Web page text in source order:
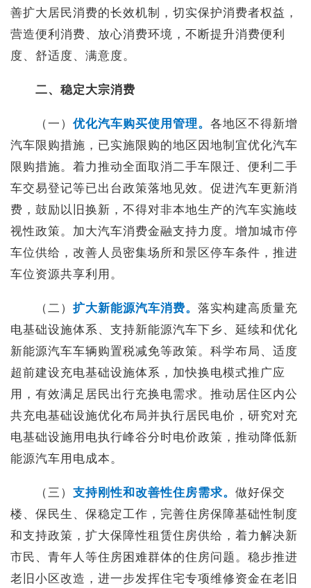
善扩大居民消费的长效机制，切实保护消费者权益，
营造便利消费、放心消费环境，不断提升消费便利
度、舒适度、满意度。
二、稳定大宗消费
（一） 优化汽车购买使用管理。 各地区不得新增
汽车限购措施，已实施限购的地区因地制宜优化汽车
限购措施。着力推动全面取消二手车限迁、便利二手
车交易登记等已出台政策落地见效。促进汽车更新消
费，鼓励以旧换新，不得对非本地生产的汽车实施歧
视性政策。加大汽车消费金融支持力度。增加城市停
车位供给，改善人员密集场所和景区停车条件，推进
车位资源共享利用。
（二） 扩大新能源汽车消费。 落实构建高质量充
电基础设施体系、支持新能源汽车下乡、延续和优化
新能源汽车车辆购置税减免等政策。科学布局、适度
超前建设充电基础设施体系，加快换电模式推广应
用，有效满足居民出行充换电需求。推动居住区内公
共充电基础设施优化布局并执行居民电价，研究对充
电基础设施用电执行峰谷分时电价政策，推动降低新
能源汽车用电成本。
（三） 支持刚性和改善性住房需求。 做好保交
楼、保民生、保稳定工作，完善住房保障基础性制度
和支持政策，扩大保障性租赁住房供给，着力解决新
市民、青年人等住房困难群体的住房问题。稳步推进
老旧小区改造，进一步发挥住宅专项维修资金在老旧